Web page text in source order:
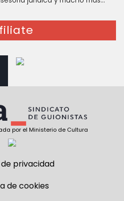
por el Ministerio de Cultura
privacidad
de cookies